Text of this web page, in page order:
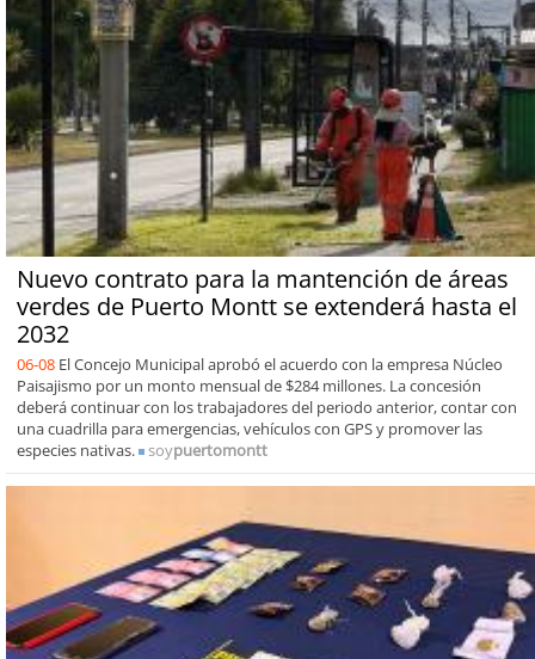
Nuevo contrato para la mantención de áreas
verdes de Puerto Montt se extenderá hasta el
2032
06-08 El Concejo Municipal aprobó el acuerdo con la empresa Núcleo
Paisajismo por un monto mensual de $284 millones. La concesión
deberá continuar con los trabajadores del periodo anterior, contar con
una cuadrilla para emergencias, vehículos con GPS y promover las
especies nativas.
soypuertomontt